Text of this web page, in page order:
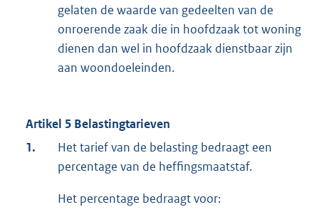
gelaten de waarde van gedeelten van de
onroerende zaak die in hoofdzaak tot woning
dienen dan wel in hoofdzaak dienstbaar zijn
aan woondoeleinden.
Artikel 5 Belastingtarieven
1.
Het tarief van de belasting bedraagt een
percentage van de heffingsmaatstaf.
Het percentage bedraagt voor: